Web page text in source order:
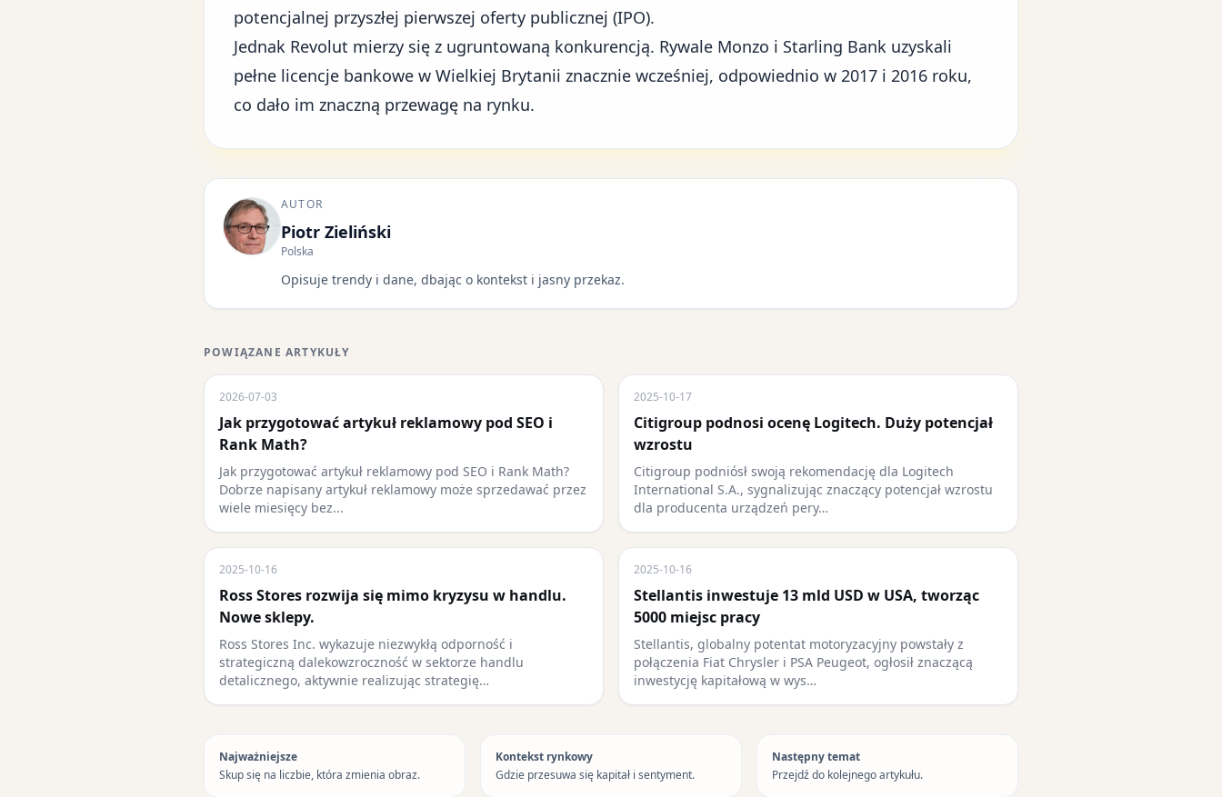
potencjalnej przyszłej pierwszej oferty publicznej (IPO).
Jednak Revolut mierzy się z ugruntowaną konkurencją. Rywale Monzo i Starling Bank uzyskali
pełne licencje bankowe w Wielkiej Brytanii znacznie wcześniej, odpowiednio w 2017 i 2016 roku,
co dało im znaczną przewagę na rynku.
AUTOR
Piotr Zieliński
Polska
Opisuje trendy i dane, dbając o kontekst i jasny przekaz.
POWIĄZANE ARTYKUŁY
2026-07-03
Jak przygotować artykuł reklamowy pod SEO i
Rank Math?
Jak przygotować artykuł reklamowy pod SEO i Rank Math?
Dobrze napisany artykuł reklamowy może sprzedawać przez
wiele miesięcy bez...
2025-10-17
Citigroup podnosi ocenę Logitech. Duży potencjał
wzrostu
Citigroup podniósł swoją rekomendację dla Logitech
International S.A., sygnalizując znaczący potencjał wzrostu
dla producenta urządzeń pery…
2025-10-16
Ross Stores rozwija się mimo kryzysu w handlu.
Nowe sklepy.
Ross Stores Inc. wykazuje niezwykłą odporność i
strategiczną dalekowzroczność w sektorze handlu
detalicznego, aktywnie realizując strategię…
2025-10-16
Stellantis inwestuje 13 mld USD w USA, tworząc
5000 miejsc pracy
Stellantis, globalny potentat motoryzacyjny powstały z
połączenia Fiat Chrysler i PSA Peugeot, ogłosił znaczącą
inwestycję kapitałową w wys…
Najważniejsze
Skup się na liczbie, która zmienia obraz.
Kontekst rynkowy
Gdzie przesuwa się kapitał i sentyment.
Następny temat
Przejdź do kolejnego artykułu.